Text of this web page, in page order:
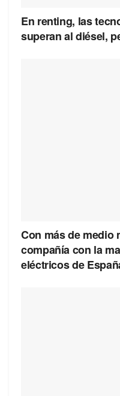
En renting, las
superan al diésel,
Con más de medio
compañía con la
eléctricos de